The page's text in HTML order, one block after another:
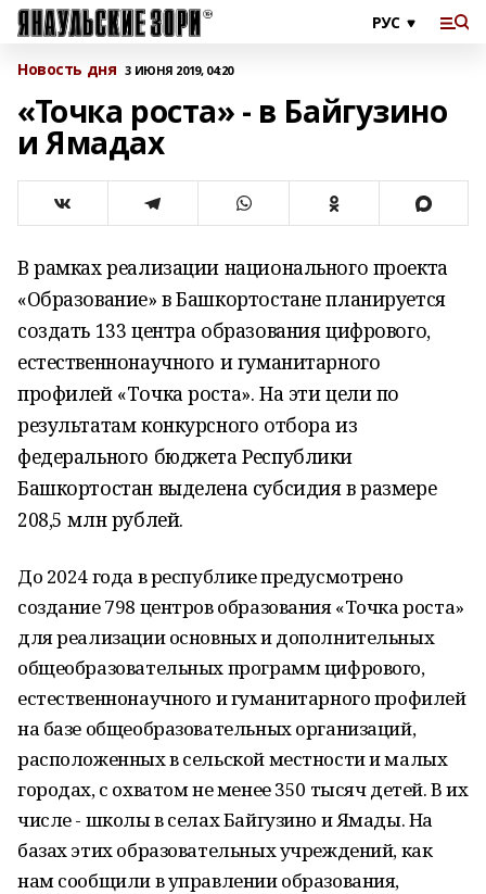
Новость дня 3 ИЮНЯ 2019, 04:20
«Точка роста» - в Байгузино
и Ямадах
В рамках реализации национального проекта
«Образование» в Башкортостане планируется
создать 133 центра образования цифрового,
естественнонаучного и гуманитарного
профилей «Точка роста». На эти цели по
результатам конкурсного отбора из
федерального бюджета Республики
Башкортостан выделена субсидия в размере
208,5 млн рублей.
До 2024 года в республике предусмотрено
создание 798 центров образования «Точка роста»
для реализации основных и дополнительных
общеобразовательных программ цифрового,
естественнонаучного и гуманитарного профилей
на базе общеобразовательных организаций,
расположенных в сельской местности и малых
городах, с охватом не менее 350 тысяч детей. В их
числе - школы в селах Байгузино и Ямады. На
базах этих образовательных учреждений, как
нам сообщили в управлении образования,